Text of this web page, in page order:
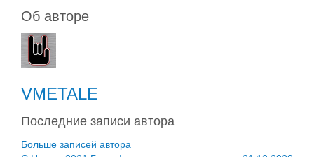
Об авторе
VMETALE
Последние записи автора
Больше записей автора